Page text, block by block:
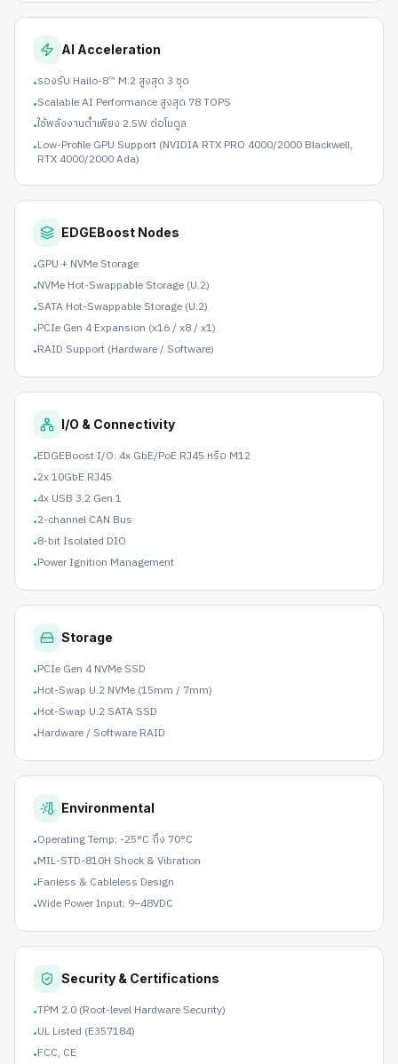
AI Acceleration
•รองรับ Hailo-8™ M.2 สูงสุด 3 ชุด
•Scalable AI Performance สูงสุด 78 TOPS
•ใช้พลังงานต่ำเพียง 2.5W ต่อโมดูล
•Low-Profile GPU Support (NVIDIA RTX PRO 4000/2000 Blackwell,
RTX 4000/2000 Ada)
EDGEBoost Nodes
•GPU + NVMe Storage
•NVMe Hot-Swappable Storage (U.2)
•SATA Hot-Swappable Storage (U.2)
•PCIe Gen 4 Expansion (x16 / x8 / x1)
•RAID Support (Hardware / Software)
I/O & Connectivity
•EDGEBoost I/O: 4x GbE/PoE RJ45 หรือ M12
•2x 10GbE RJ45
•4x USB 3.2 Gen 1
•2-channel CAN Bus
•8-bit Isolated DIO
•Power Ignition Management
Storage
•PCIe Gen 4 NVMe SSD
•Hot-Swap U.2 NVMe (15mm / 7mm)
•Hot-Swap U.2 SATA SSD
•Hardware / Software RAID
Environmental
•Operating Temp: -25°C ถึง 70°C
•MIL-STD-810H Shock & Vibration
•Fanless & Cableless Design
•Wide Power Input: 9–48VDC
Security & Certifications
•TPM 2.0 (Root-level Hardware Security)
•UL Listed (E357184)
•FCC, CE